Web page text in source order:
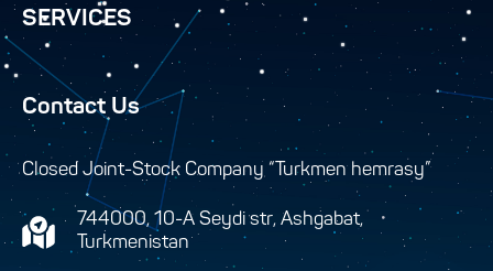
SERVICES
Contact Us
Closed Joint-Stock Company “Turkmen hemrasy”
744000, 10-A Seydi str, Ashgabat,
Turkmenistan